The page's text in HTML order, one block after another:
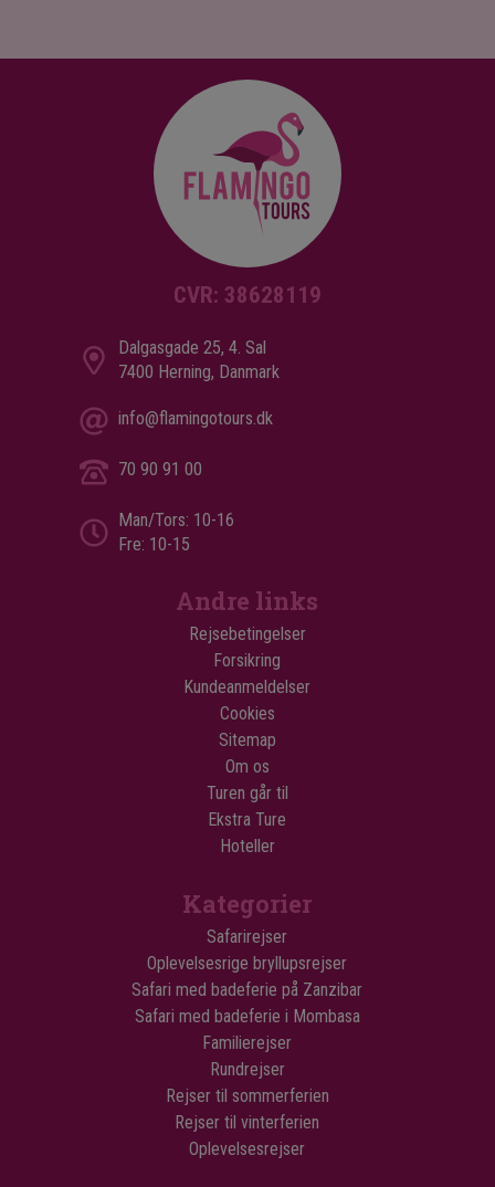
CVR: 38628119
Dalgasgade 25, 4. Sal
7400 Herning, Danmark
info@flamingotours.dk
70 90 91 00
Man/Tors: 10-16
Fre: 10-15
Andre links
Rejsebetingelser
Forsikring
Kundeanmeldelser
Cookies
Sitemap
Om os
Turen går til
Ekstra Ture
Hoteller
Kategorier
Safarirejser
Oplevelsesrige bryllupsrejser
Safari med badeferie på Zanzibar
Safari med badeferie i Mombasa
Familierejser
Rundrejser
Rejser til sommerferien
Rejser til vinterferien
Oplevelsesrejser